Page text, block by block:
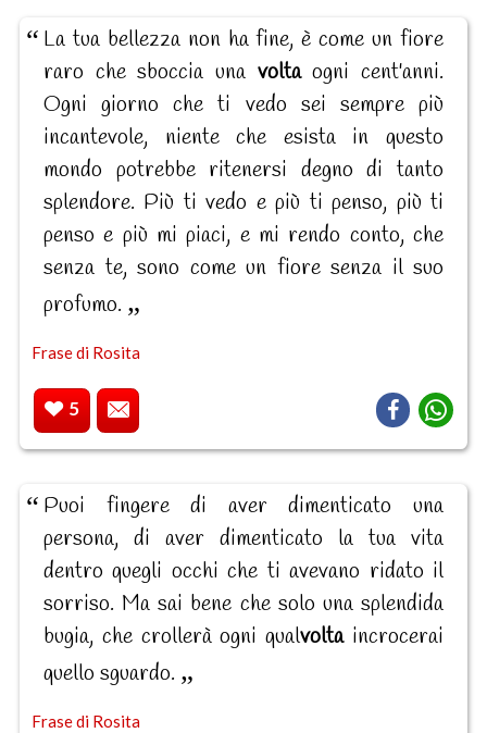
La tua bellezza non ha fine, è come un fiore
raro che sboccia una voltaogni cent'anni.
Ogni giorno che ti vedo sei sempre più
incantevole, niente che esista in questo
mondo potrebbe ritenersi degno di tanto
splendore. Più ti vedo e più ti penso, più ti
penso e più mi piaci, e mi rendo conto, che
senza te, sono come un fiore senza il suo
profumo.
Frase di Rosita
5
Puoi fingere di aver dimenticato una
persona, di aver dimenticato la tua vita
dentro quegli occhi che ti avevano ridato il
sorriso. Ma sai bene che solo una splendida
bugia, che crollerà ogni qualvoltaincrocerai
quello sguardo.
Frase di Rosita